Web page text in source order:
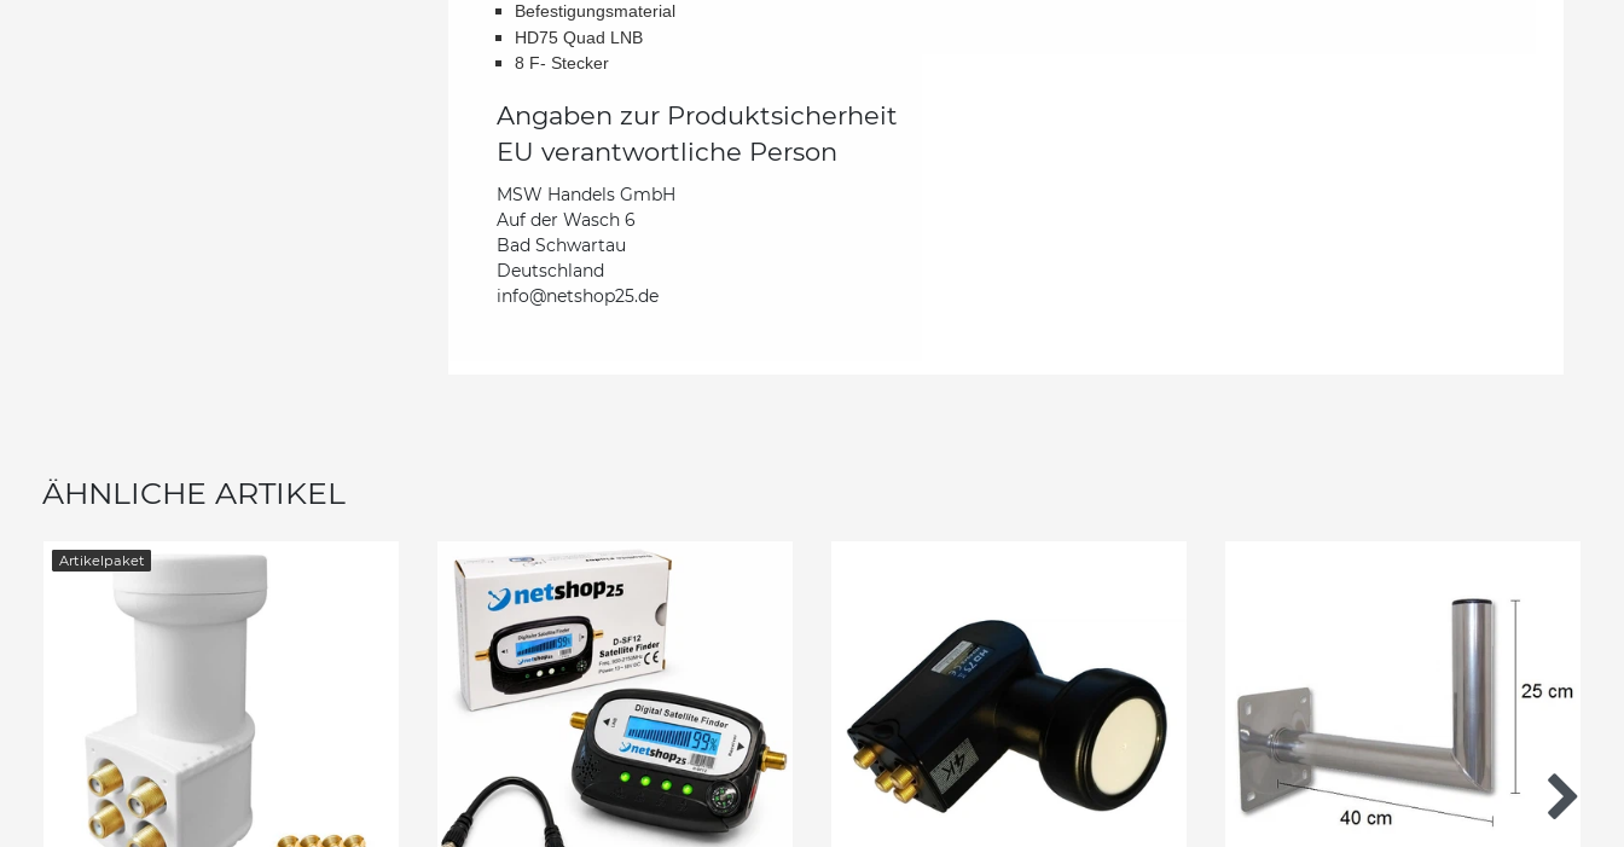
Befestigungsmaterial
HD75 Quad LNB
8 F- Stecker
Angaben zur Produktsicherheit
EU verantwortliche Person
MSW Handels GmbH
Auf der Wasch 6
Bad Schwartau
Deutschland
info@netshop25.de
ÄHNLICHE ARTIKEL
Artikelpaket